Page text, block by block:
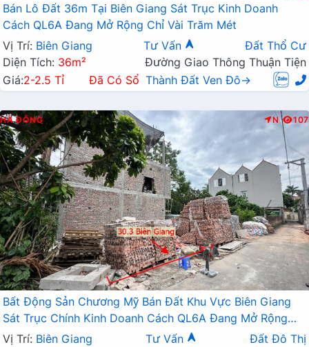
Bán Lô Đất 36m Tại Biên Giang Sát Trục Kinh Doanh
Cách QL6A Đang Mở Rộng Chỉ Vài Trăm Mét
Vị Trí: Biên Giang Tư Vấn
Đất Thổ Cư
Diện Tích: 36m²
Đường Giao Thông Thuận Tiện
Giá:2-2.5 Tỉ Đã Có Sổ Thành Đất Ven Đô→
HÀ ĐÔNG N 107
Bất Động Sản Chương Mỹ Bán Đất Khu Vực Biên Giang
Sát Trục Chính Kinh Doanh Cách QL6A Đang Mở Rộng
Chỉ Vài Trăm Mét
Vị Trí: Biên Giang Tư Vấn
Đất Đô Thị